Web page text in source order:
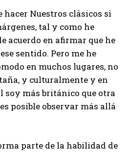
hacer Nuestros clásicos si
tal y como he
acuerdo en afirmar que he
sentido. Pero me he
en muchos lugares, no
y culturalmente y en
soy más británico que otra
posible observar más allá
parte de la habilidad de